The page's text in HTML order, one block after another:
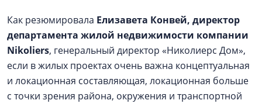
Как резюмировала Елизавета Конвей, директор
департамента жилой недвижимости компании
Nikoliers, генеральный директор «Николиерс Дом»,
если в жилых проектах очень важна концептуальная
и локационная составляющая, локационная больше
с точки зрения района, окружения и транспортной